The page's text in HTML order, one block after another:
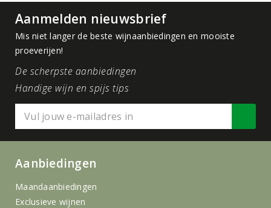
Aanmelden nieuwsbrief
Mis niet langer de beste wijnaanbiedingen en mooiste
proeverijen!
De scherpste aanbiedingen
Handige wijn en spijs tips
Aanbiedingen
Maandaanbiedingen
Exclusieve wijnen